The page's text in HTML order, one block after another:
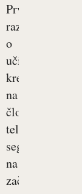
Prve
raziskave
o
učinkih
kreatina
na
človeško
telo
segajo
na
začetek